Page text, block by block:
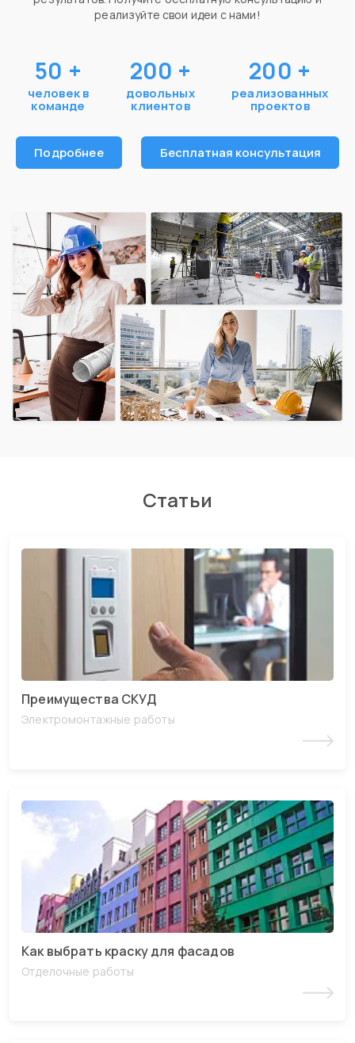
реализуйте свои идеи с нами!
50 +
человек в
команде
200 +
довольных
клиентов
200 +
реализованных
проектов
Подробнее Бесплатная консультация
Статьи
Преимущества СКУД
Электромонтажные работы
Как выбрать краску для фасадов
Отделочные работы